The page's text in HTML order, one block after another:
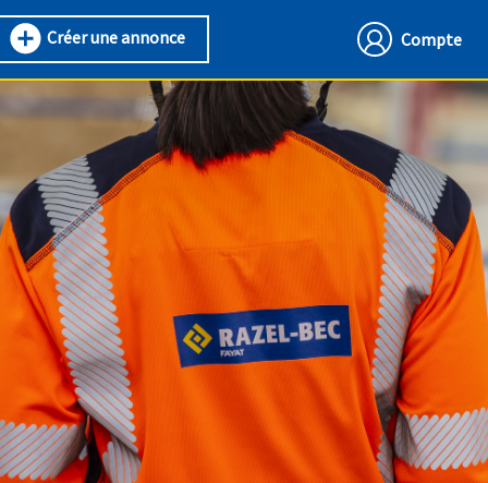
Créer une annonce Compte